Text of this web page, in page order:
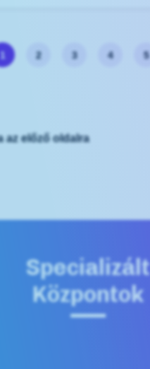
1 2 3 4 5
az előző oldalra
Specializált
Központok